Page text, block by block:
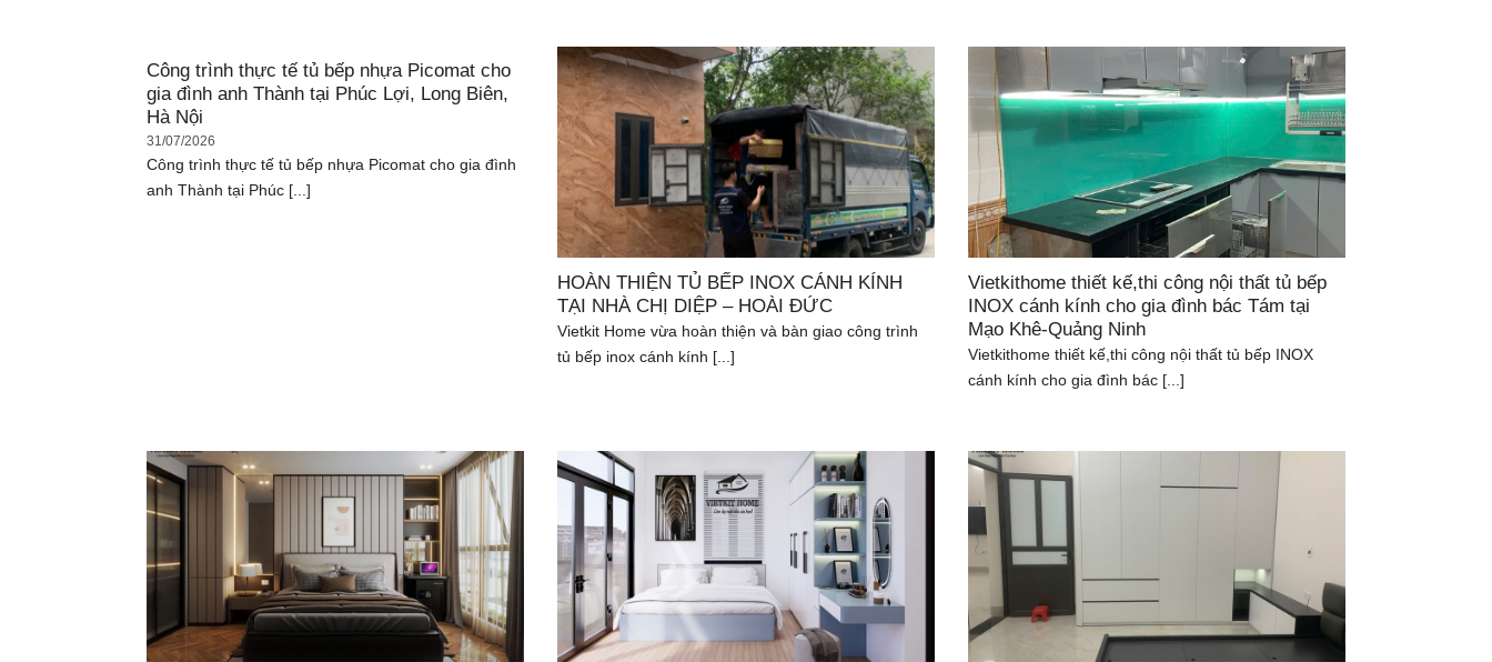
Công trình thực tế tủ bếp nhựa Picomat cho
gia đình anh Thành tại Phúc Lợi, Long Biên,
Hà Nội
31/07/2026
Công trình thực tế tủ bếp nhựa Picomat cho gia đình
anh Thành tại Phúc [...]
HOÀN THIỆN TỦ BẾP INOX CÁNH KÍNH
TẠI NHÀ CHỊ DIỆP – HOÀI ĐỨC
Vietkit Home vừa hoàn thiện và bàn giao công trình
tủ bếp inox cánh kính [...]
Vietkithome thiết kế,thi công nội thất tủ bếp
INOX cánh kính cho gia đình bác Tám tại
Mạo Khê-Quảng Ninh
Vietkithome thiết kế,thi công nội thất tủ bếp INOX
cánh kính cho gia đình bác [...]